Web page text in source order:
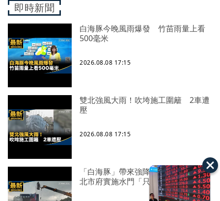
即時新聞
白海豚今晚風雨爆發 竹苗雨量上看
500毫米
2026.08.08 17:15
雙北強風大雨！吹垮施工圍籬 2車遭
壓
2026.08.08 17:15
「白海豚」帶來強降雨河濱恐淹水
北市府實施水門「只出不進」